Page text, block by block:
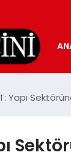
Yapı